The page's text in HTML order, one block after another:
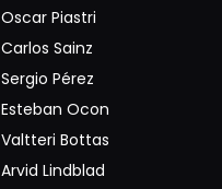
Oscar Piastri
Carlos Sainz
Sergio Pérez
Esteban Ocon
Valtteri Bottas
Arvid Lindblad